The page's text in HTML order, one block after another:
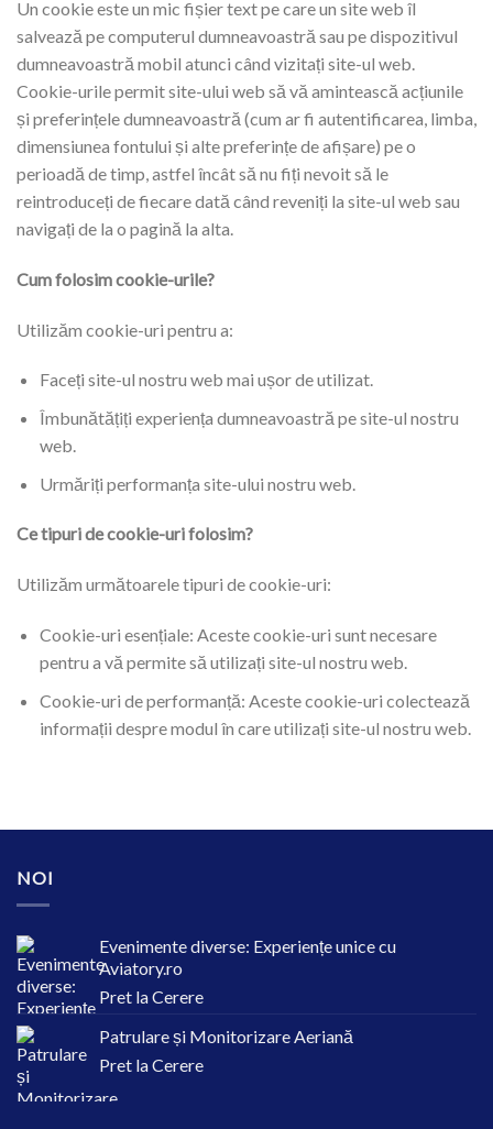
Un cookie este un mic fișier text pe care un site web îl
salvează pe computerul dumneavoastră sau pe dispozitivul
dumneavoastră mobil atunci când vizitați site-ul web.
Cookie-urile permit site-ului web să vă amintească acțiunile
și preferințele dumneavoastră (cum ar fi autentificarea, limba,
dimensiunea fontului și alte preferințe de afișare) pe o
perioadă de timp, astfel încât să nu fiți nevoit să le
reintroduceți de fiecare dată când reveniți la site-ul web sau
navigați de la o pagină la alta.
Cum folosim cookie-urile?
Utilizăm cookie-uri pentru a:
Faceți site-ul nostru web mai ușor de utilizat.
Îmbunătățiți experiența dumneavoastră pe site-ul nostru
web.
Urmăriți performanța site-ului nostru web.
Ce tipuri de cookie-uri folosim?
Utilizăm următoarele tipuri de cookie-uri:
Cookie-uri esențiale: Aceste cookie-uri sunt necesare
pentru a vă permite să utilizați site-ul nostru web.
Cookie-uri de performanță: Aceste cookie-uri colectează
informații despre modul în care utilizați site-ul nostru web.
NOI
Evenimente diverse: Experiențe unice cu
Aviatory.ro
Pret la Cerere
Patrulare și Monitorizare Aeriană
Pret la Cerere